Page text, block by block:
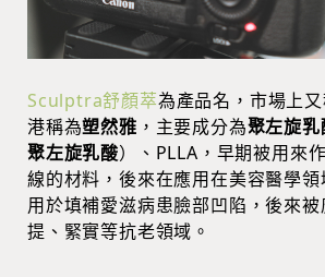
Sculptra舒顏萃為產品名，市場上
港稱為塑然雅 ，主要成分為聚左旋乳
聚左旋乳酸）、PLLA，早期被用來
線的材料，後來在應用在美容醫學
用於填補愛滋病患臉部凹陷，後來
提、緊實等抗老領域。